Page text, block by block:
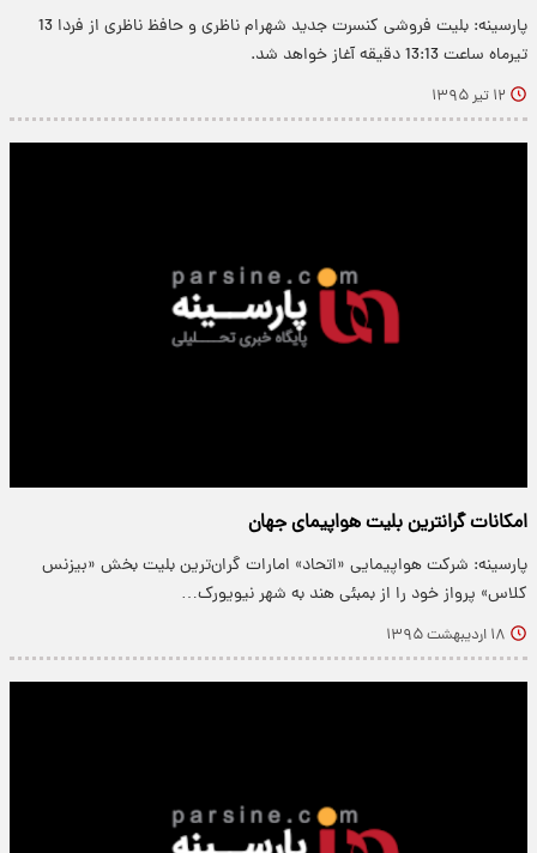
پارسینه: بلیت فروشی کنسرت جدید شهرام ناظری و حافظ ناظری از فردا 13
تیرماه ساعت 13:13 دقیقه آغاز خواهد شد.
۱۲ تیر ۱۳۹۵
امکانات گرانترین بلیت هواپیمای جهان
پارسینه: شرکت هواپیمایی «اتحاد» امارات گران‌ترین بلیت بخش «بیزنس
کلاس» پرواز خود را از بمبئی هند به شهر نیویورک…
۱۸ اردیبهشت ۱۳۹۵